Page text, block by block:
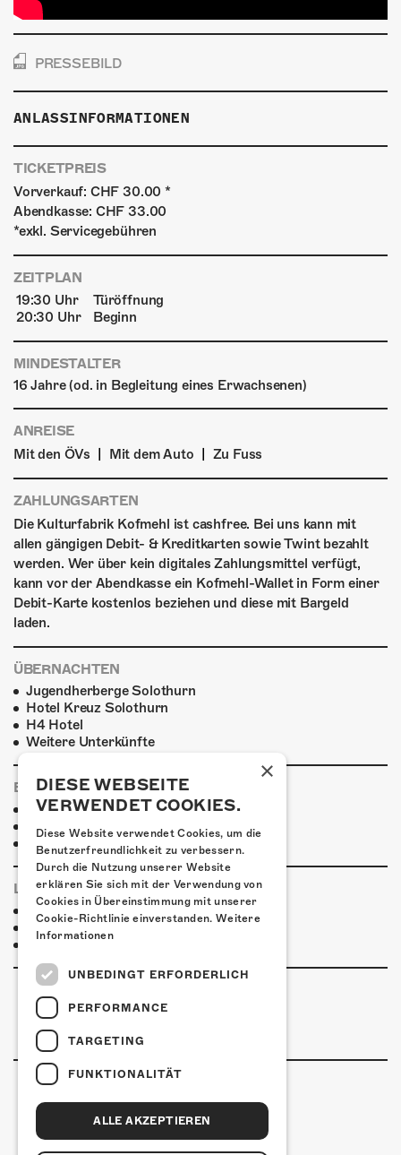
PRESSEBILD
ANLASSINFORMATIONEN
TICKETPREIS
Vorverkauf: CHF 30.00 *
Abendkasse: CHF 33.00
*exkl. Servicegebühren
ZEITPLAN
19:30 Uhr
Türöffnung
20:30 Uhr
Beginn
MINDESTALTER
16 Jahre (od. in Begleitung eines Erwachsenen)
ANREISE
Mit den ÖVs
Mit dem Auto Zu Fuss
ZAHLUNGSARTEN
Die Kulturfabrik Kofmehl ist cashfree. Bei uns kann mit
allen gängigen Debit- & Kreditkarten sowie Twint bezahlt
werden. Wer über kein digitales Zahlungsmittel verfügt,
kann vor der Abendkasse ein Kofmehl-Wallet in Form einer
Debit-Karte kostenlos beziehen und diese mit Bargeld
laden.
ÜBERNACHTEN
Jugendherberge Solothurn
Hotel Kreuz Solothurn
H4 Hotel
Weitere Unterkünfte
ESSENSTIPPS
Pier 11
Restaurant Kreuz
Pittaria
LINKS & PARTNER
Bandlink
Facebook Henrik Freischlader
Kulturfabrik Kofmehl
Kofmehlweg 1
×
DIESE WEBSEITE
VERWENDET COOKIES.
Diese Website verwendet Cookies, um die
Benutzerfreundlichkeit zu verbessern.
Durch die Nutzung unserer Website
erklären Sie sich mit der Verwendung von
Cookies in Übereinstimmung mit unserer
Cookie-Richtlinie einverstanden. Weitere
Informationen
UNBEDINGT ERFORDERLICH
PERFORMANCE
TARGETING
FUNKTIONALITÄT
ALLE AKZEPTIEREN